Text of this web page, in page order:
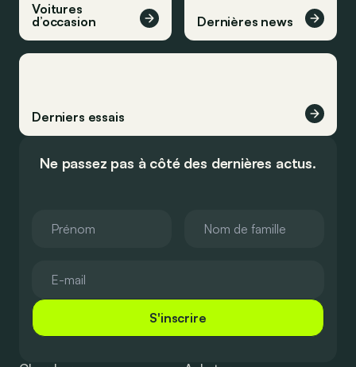
Voitures
d’occasion
Dernières news
Derniers essais
Ne passez pas à côté des dernières actus.
S'inscrire